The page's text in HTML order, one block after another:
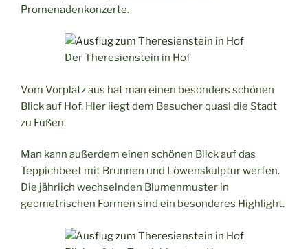
Promenadenkonzerte.
Der Theresienstein in Hof
Vom Vorplatz aus hat man einen besonders schönen
Blick auf Hof. Hier liegt dem Besucher quasi die Stadt
zu Füßen.
Man kann außerdem einen schönen Blick auf das
Teppichbeet mit Brunnen und Löwenskulptur werfen.
Die jährlich wechselnden Blumenmuster in
geometrischen Formen sind ein besonderes Highlight.